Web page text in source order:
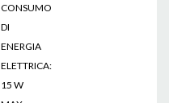
CONSUMO
DI
ENERGIA
ELETTRICA:
15 W